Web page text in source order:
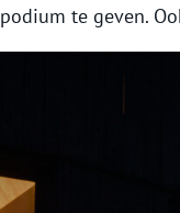
podium te geven.